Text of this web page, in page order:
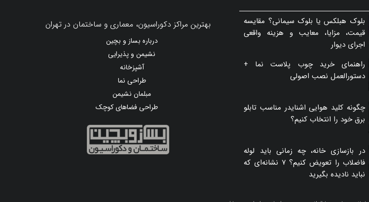
بلوک هبلکس یا بلوک سیمانی؟ مقایسه
قیمت، مزایا، معایب و هزینه واقعی
اجرای دیوار
راهنمای خرید چوب پلاست نما +
دستورالعمل نصب اصولی
چگونه کلید هوایی اشنایدر مناسب تابلو
برق خود را انتخاب کنیم؟
در بازسازی خانه، چه زمانی باید لوله
فاضلاب را تعویض کنیم؟ ۷ نشانه‌ای که
نباید نادیده بگیرید
بهترین مراکز دکوراسیون، معماری و ساختمان در تهران
درباره بساز و بچین
نشیمن و پذیرایی
آشپزخانه
طراحی نما
مبلمان نشیمن
طراحی فضاهای کوچک